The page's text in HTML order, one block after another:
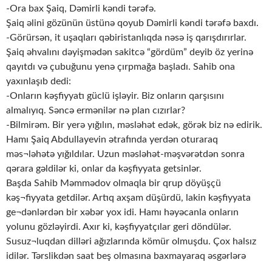
-Ora bax Şaiq, Dəmirli kəndi tərəfə.
Şaiq əlini gözünün üstünə qoyub Dəmirli kəndi tərəfə baxdı.
-Görürsən, it uşaqları qəbiristanlıqda nəsə iş qarışdırırlar.
Şaiq əhvalını dəyişmədən sakitcə “gördüm” deyib öz yerinə
qayıtdı və çubuğunu yenə çırpmağa başladı. Sahib ona
yaxınlaşıb dedi:
-Onların kəşfiyyatı güclü işləyir. Biz onların qarşısını
almalıyıq. Səncə ermənilər nə plan cızırlar?
-Bilmirəm. Bir yerə yığılın, məsləhət edək, görək biz nə edirik.
Hamı Şaiq Abdullayevin ətrafında yerdən oturaraq
məs¬ləhətə yığıldılar. Uzun məsləhət-məşvərətdən sonra
qərara gəldilər ki, onlar da kəşfiyyata getsinlər.
Başda Sahib Məmmədov olmaqla bir qrup döyüşçü
kəş¬fiyyata getdilər. Artıq axşam düşürdü, lakin kəşfiyyata
ge¬dənlərdən bir xəbər yox idi. Hamı həyəcanla onların
yolunu gözləyirdi. Axır ki, kəşfiyyatçılar geri döndülər.
Susuz¬luqdan dilləri ağızlarında kömür olmuşdu. Çox halsız
idilər. Tərslikdən saat beş olmasına baxmayaraq əsgərlərə